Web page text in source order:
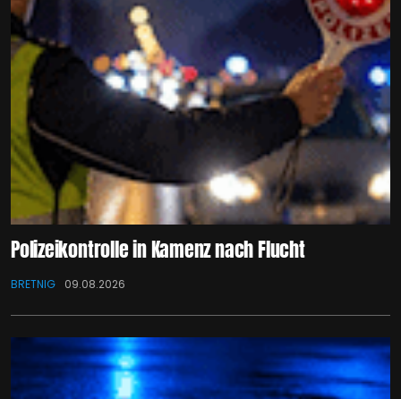
Polizeikontrolle in Kamenz nach Flucht
BRETNIG 09.08.2026